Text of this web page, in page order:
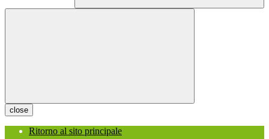
close
Ritorno al sito principale